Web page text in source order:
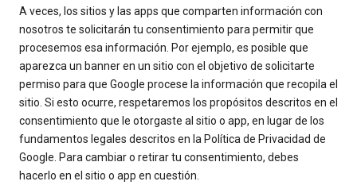
A veces, los sitios y las apps que comparten información con
nosotros te solicitarán tu consentimiento para permitir que
procesemos esa información. Por ejemplo, es posible que
aparezca un banner en un sitio con el objetivo de solicitarte
permiso para que Google procese la información que recopila el
sitio. Si esto ocurre, respetaremos los propósitos descritos en el
consentimiento que le otorgaste al sitio o app, en lugar de los
fundamentos legales descritos en la Política de Privacidad de
Google. Para cambiar o retirar tu consentimiento, debes
hacerlo en el sitio o app en cuestión.